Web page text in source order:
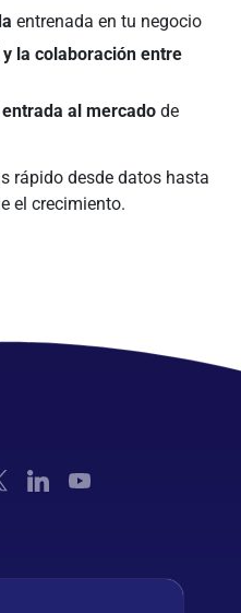
entrenada en tu negocio
la colaboración entre
al mercado de
rápido desde datos hasta
el crecimiento.